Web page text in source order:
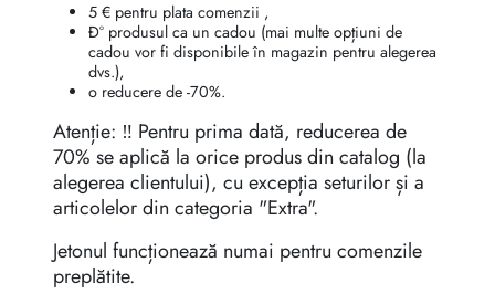
5 € pentru plata comenzii ,
Ð° produsul ca un cadou (mai multe opțiuni de
cadou vor fi disponibile în magazin pentru alegerea
dvs.),
o reducere de -70%.
Atenție: ‼️ Pentru prima dată, reducerea de
70% se aplică la orice produs din catalog (la
alegerea clientului), cu excepția seturilor și a
articolelor din categoria "Extra".
Jetonul funcționează numai pentru comenzile
preplătite.